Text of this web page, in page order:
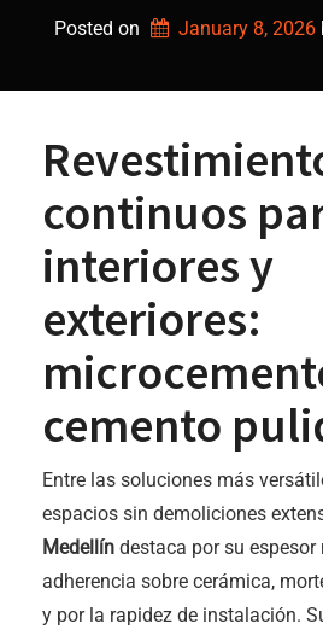
Posted on January 8, 2026
continuos
interiores y
exteriores:
cemento
Entre las soluciones más
espacios sin demoliciones
Medellín destaca por su espesor
adherencia sobre cerámica,
y por la rapidez de instalación.